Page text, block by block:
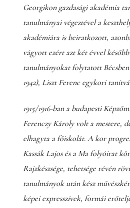
Georgikon gazdasági akadémia
tanulmányai végeztével a
akadémiára is beiratkozott,
vágyott ezért azt két évvel
tanulmányokat folytatott Bécsben
1942), Liszt Ferenc egykori
1915/1916-ban a budapesti
Ferenczy Károly volt a mestere,
elhagyta a főiskolát. A kor
Kassák Lajos és a Ma folyóirat
Rajzkészsége, tehetsége révén
tanulmányok után kész
képei expresszívek, formái